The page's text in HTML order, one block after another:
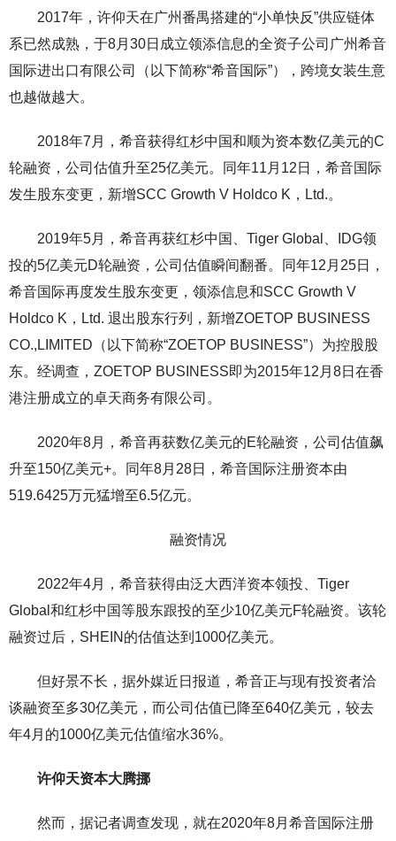
2017年，许仰天在广州番禺搭建的“小单快反”供应链体
系已然成熟，于8月30日成立领添信息的全资子公司广州希音
国际进出口有限公司（以下简称“希音国际”），跨境女装生意
也越做越大。
2018年7月，希音获得红杉中国和顺为资本数亿美元的C
轮融资，公司估值升至25亿美元。同年11月12日，希音国际
发生股东变更，新增SCC Growth V Holdco K，Ltd.。
2019年5月，希音再获红杉中国、Tiger Global、IDG领
投的5亿美元D轮融资，公司估值瞬间翻番。同年12月25日，
希音国际再度发生股东变更，领添信息和SCC Growth V
Holdco K，Ltd. 退出股东行列，新增ZOETOP BUSINESS
CO.,LIMITED（以下简称“ZOETOP BUSINESS”）为控股股
东。经调查，ZOETOP BUSINESS即为2015年12月8日在香
港注册成立的卓天商务有限公司。
2020年8月，希音再获数亿美元的E轮融资，公司估值飙
升至150亿美元+。同年8月28日，希音国际注册资本由
519.6425万元猛增至6.5亿元。
融资情况
2022年4月，希音获得由泛大西洋资本领投、Tiger
Global和红杉中国等股东跟投的至少10亿美元F轮融资。该轮
融资过后，SHEIN的估值达到1000亿美元。
但好景不长，据外媒近日报道，希音正与现有投资者洽
谈融资至多30亿美元，而公司估值已降至640亿美元，较去
年4月的1000亿美元估值缩水36%。
许仰天资本大腾挪
然而，据记者调查发现，就在2020年8月希音国际注册